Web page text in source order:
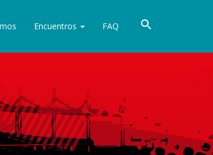
Encuentros FAQ